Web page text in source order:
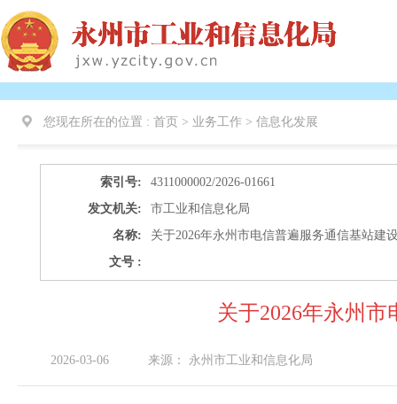
您现在所在的位置 : 首页 > 业务工作 > 信息化发展
索引号:
4311000002/2026-01661
发文机关:
市工业和信息化局
名称:
关于2026年永州市电信普遍服务通信基站建
文号 :
关于2026年永州
2026-03-06 来源： 永州市工业和信息化局